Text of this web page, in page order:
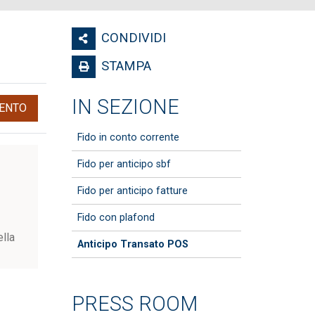
CONDIVIDI
STAMPA
IN SEZIONE
Fido in conto corrente
Fido per anticipo sbf
Fido per anticipo fatture
Fido con plafond
Anticipo Transato POS
PRESS ROOM